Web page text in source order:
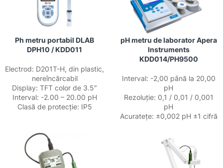
Ph metru portabil DLAB
DPH10 / KDD011
Electrod: D201T-H, din plastic,
nereîncărcabil
Display: TFT color de 3.5″
Interval: -2.00 – 20.00 pH
Clasă de protecție: IP5
pH metru de laborator Apera
Instruments
KDD014/PH9500
Interval: -2,00 până la 20,00
pH
Rezoluție: 0,1 / 0,01 / 0,001
pH
Acuratețe: ±0,002 pH ±1 cifră